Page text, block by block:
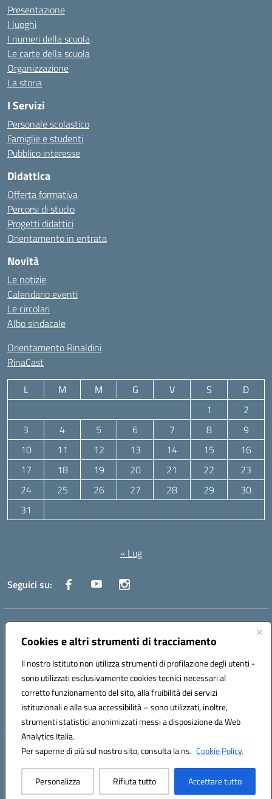
Cookies e altri strumenti di tracciamento
Il nostro Istituto non utilizza strumenti di profilazione degli utenti -
sono utilizzati esclusivamente cookies tecnici necessari al
corretto funzionamento del sito, alla fruibilità dei servizi
istituzionali e alla sua accessibilità – sono utilizzati, inoltre,
strumenti statistici anonimizzati messi a disposizione da Web
Analytics Italia.
Per saperne di più sul nostro sito, consulta la ns. Cookie Policy.
Personalizza Rifiuta tutto Accettare tutto
Presentazione
I luoghi
I numeri della scuola
Le carte della scuola
Organizzazione
La storia
I Servizi
Personale scolastico
Famiglie e studenti
Pubblico interesse
Didattica
Offerta formativa
Percorsi di studio
Progetti didattici
Orientamento in entrata
Novità
Le notizie
Calendario eventi
Le circolari
Albo sindacale
Orientamento Rinaldini
RinaCast
L M M G V S
D
1
2
3
4 5 6 7 8
9
10
11 12 13 14 15
16
17
18 19 20 21 22
23
24
25 26 27 28 29
30
31
« Lug
Seguici su:
Indirizzo:Via Canale 1, Ancona
Centralino:071 204723 Email:anpc010006@istruzione.it
Codice fiscale: 93020970427
Codice meccanografico:
ANPC010006
Codice unico di fatturazione (CUF): UFBE6V
Hosting & Powered by 3D Solution S.r.l.
Concept & Design by Designers Italia